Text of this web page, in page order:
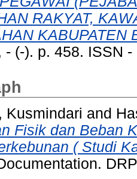
RAKYAT,
KABUPATEN
- (-). p. 458. ISSN -
Kusmindari and
Fisik dan Beban
( Studi